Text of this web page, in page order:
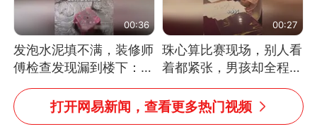
00:36
发泡水泥填不满，装修师
傅检查发现漏到楼下：出
风口未延伸到外墙
00:27
珠心算比赛现场，别人看
着都紧张，男孩却全程气
定神闲、从容作答，最终
拿下冠军。网友：这淡定
的样子，一看就是有实
打开网易新闻，查看更多热门视频